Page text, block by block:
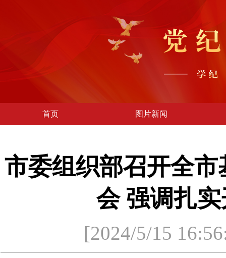
首页 图片新闻
市委组织部召开全
会 强调扎
[2024/5/15